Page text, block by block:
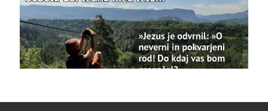
Bazilika Matere Usmiljenja updated their
status.
1 years ago
When this happens, it's usually because the